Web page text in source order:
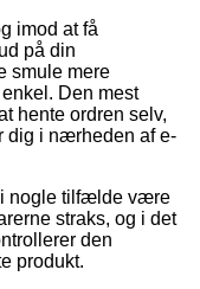
imod at få
på din
smule mere
Den mest
hente ordren selv,
dig i nærheden af e-
i nogle tilfælde være
straks, og i det
den
produkt.